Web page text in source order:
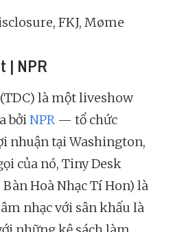
FKJ, Møme
| NPR
là một liveshow
bởiNPR — tổ chức
nhuận tại Washington,
của nó, Tiny Desk
Hoà Nhạc Tí Hon) là
nhạc với sân khấu là